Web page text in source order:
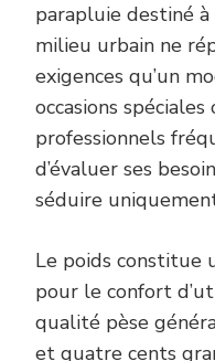
parapluie destiné
milieu urbain ne
exigences qu’un
occasions
professionnels
d’évaluer ses
séduire
Le poids constitue
pour le confort
qualité pèse
et quatre cents